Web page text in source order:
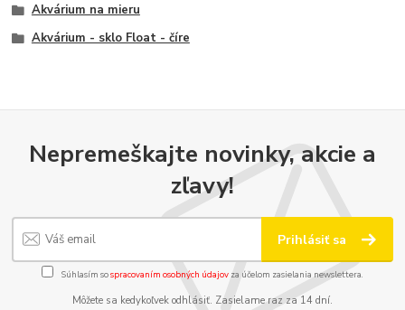
Akvárium na mieru
Akvárium - sklo Float - číre
Nepremeškajte novinky, akcie a
zľavy!
Prihlásiť sa
Súhlasím sospracovaním osobných údajov za účelom zasielania newslettera.
Môžete sa kedykoľvek odhlásiť. Zasielame raz za 14 dní.